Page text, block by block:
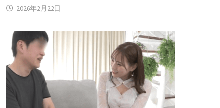
2026年2月22日